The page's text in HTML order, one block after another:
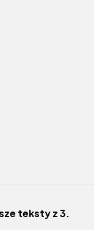
teksty z 3.